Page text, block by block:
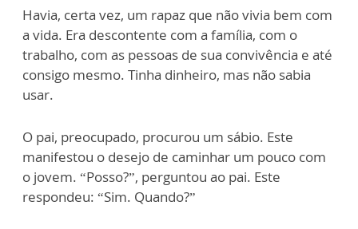
Havia, certa vez, um rapaz que não vivia bem com
a vida. Era descontente com a família, com o
trabalho, com as pessoas de sua convivência e até
consigo mesmo. Tinha dinheiro, mas não sabia
usar.
O pai, preocupado, procurou um sábio. Este
manifestou o desejo de caminhar um pouco com
o jovem. “Posso?”, perguntou ao pai. Este
respondeu: “Sim. Quando?”